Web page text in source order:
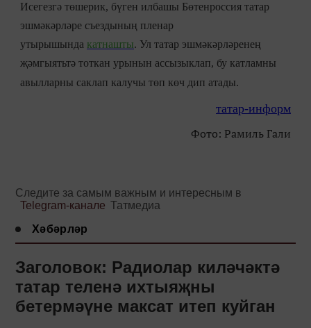
Исегезгә төшерик, бүген илбашы Бөтенроссия татар
эшмәкәрләре съездының пленар
утырышында катнашты. Ул татар эшмәкәрләренең
җәмгыятьтә тоткан урынын ассызыклап, бу катламны
авылларны саклап калучы төп көч дип атады.
татар-информ
Фото: Рамиль Гали
Следите за самым важным и интересным в
Telegram-канале Татмедиа
Хәбәрләр
Заголовок: Радиолар киләчәктә
татар теленә ихтыяҗны
бетермәүне максат итеп куйган